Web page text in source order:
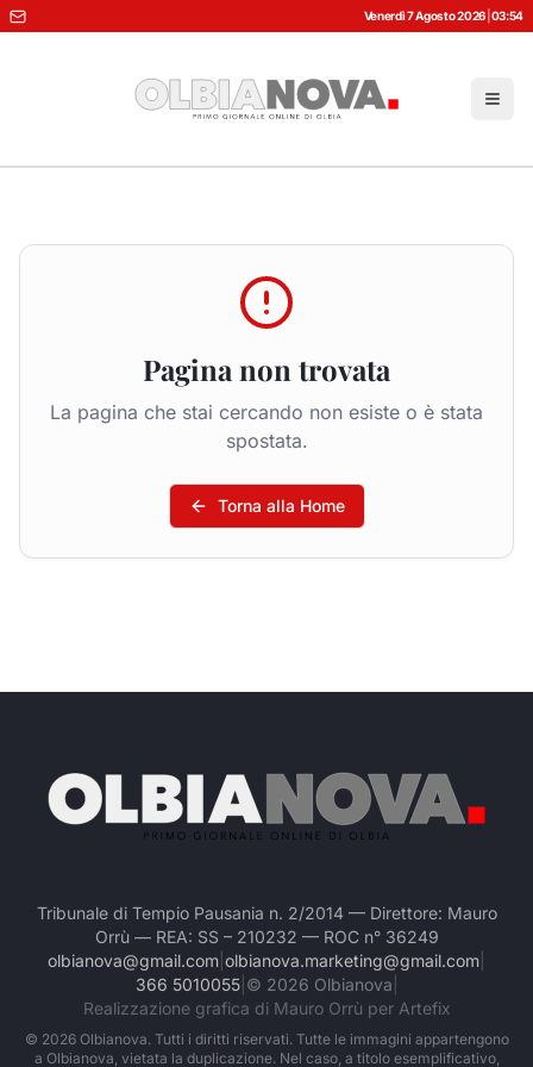
Venerdì 7 Agosto 2026 03:54
Pagina non trovata
La pagina che stai cercando non esiste o è stata
spostata.
Torna alla Home
Tribunale di Tempio Pausania n. 2/2014 — Direttore: Mauro
Orrù — REA: SS – 210232 — ROC n° 36249
olbianova@gmail.com olbianova.marketing@gmail.com
366 5010055| © 2026 Olbianova
Realizzazione grafica di Mauro Orrù per Artefix
© 2026Olbianova. Tutti i diritti riservati. Tutte le immagini appartengono
a Olbianova, vietata la duplicazione. Nel caso, a titolo esemplificativo,